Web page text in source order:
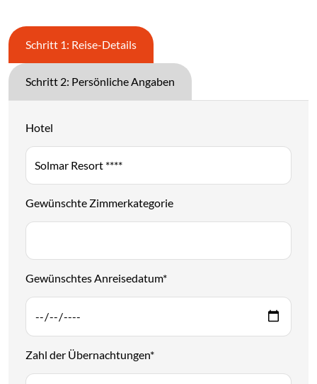
Schritt 1: Reise-Details
Schritt 2: Persönliche Angaben
Hotel
Gewünschte Zimmerkategorie
Gewünschtes Anreisedatum*
Zahl der Übernachtungen*